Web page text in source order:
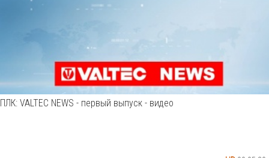
ПЛК: VALTEC NEWS - первый выпуск - видео